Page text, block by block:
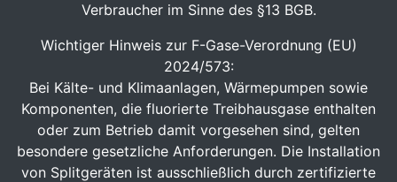
Verbraucher im Sinne des §13 BGB.
Wichtiger Hinweis zur F-Gase-Verordnung (EU)
2024/573:
Bei Kälte- und Klimaanlagen, Wärmepumpen sowie
Komponenten, die fluorierte Treibhausgase enthalten
oder zum Betrieb damit vorgesehen sind, gelten
besondere gesetzliche Anforderungen. Die Installation
von Splitgeräten ist ausschließlich durch zertifizierte